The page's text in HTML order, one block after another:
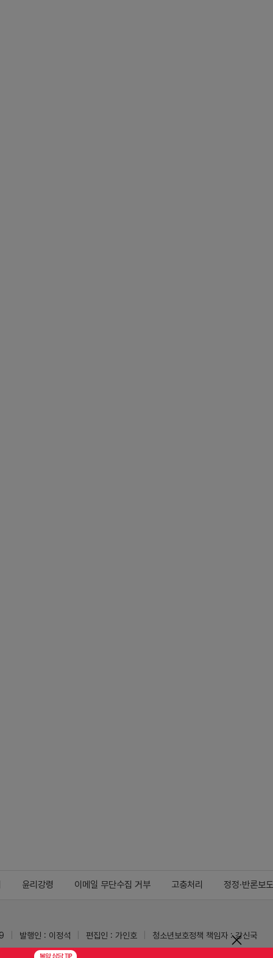
윤리강령 이메일 무단수집 거부 고충처리 정정·반론보도
발행인 : 이정석 편집인 : 가인호 청소년보호정책 책임자 : 강신국